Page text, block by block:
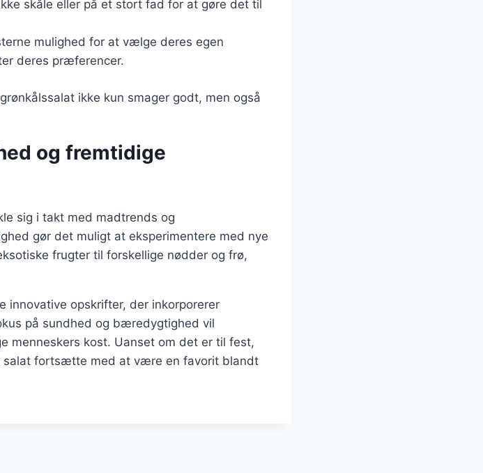
skåle eller på et stort fad for at gøre det til
mulighed for at vælge deres egen
deres præferencer.
ikke kun smager godt, men også
og fremtidige
sig i takt med madtrends og
gør det muligt at eksperimentere med nye
frugter til forskellige nødder og frø,
innovative opskrifter, der inkorporerer
på sundhed og bæredygtighed vil
menneskers kost. Uanset om det er til fest,
salat fortsætte med at være en favorit blandt